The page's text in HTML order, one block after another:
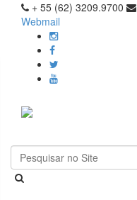
+ 55 (62) 3209.9700
Webmail